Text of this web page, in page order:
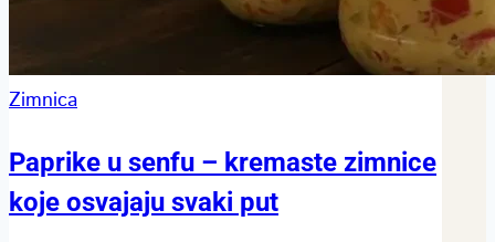
Zimnica
Paprike u senfu – kremaste zimnice
koje osvajaju svaki put